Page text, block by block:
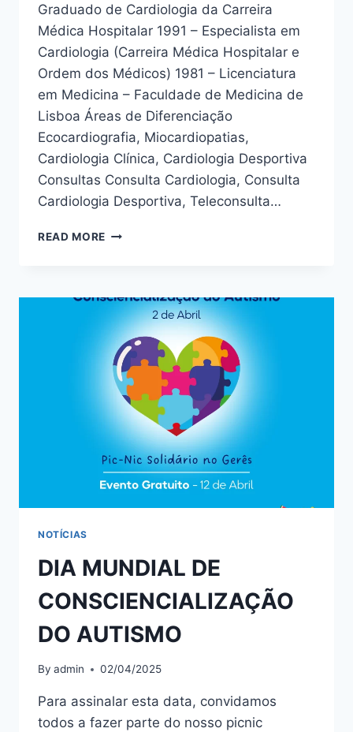
Graduado de Cardiologia da Carreira
Médica Hospitalar 1991 – Especialista em
Cardiologia (Carreira Médica Hospitalar e
Ordem dos Médicos) 1981 – Licenciatura
em Medicina – Faculdade de Medicina de
Lisboa Áreas de Diferenciação
Ecocardiografia, Miocardiopatias,
Cardiologia Clínica, Cardiologia Desportiva
Consultas Consulta Cardiologia, Consulta
Cardiologia Desportiva, Teleconsulta…
READ MORE DR.
NOTÍCIAS
DIA MUNDIAL DE
CONSCIENCIALIZAÇÃO
DO AUTISMO
By admin 02/04/2025
Para assinalar esta data, convidamos
todos a fazer parte do nosso picnic